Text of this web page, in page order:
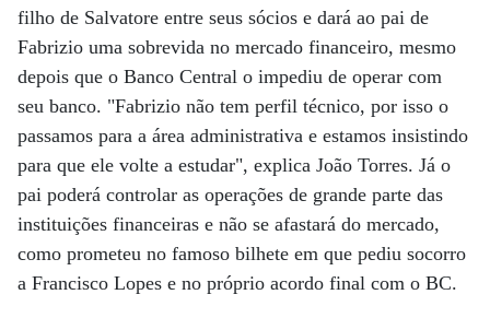
filho de Salvatore entre seus sócios e dará ao pai de
Fabrizio uma sobrevida no mercado financeiro, mesmo
depois que o Banco Central o impediu de operar com
seu banco. "Fabrizio não tem perfil técnico, por isso o
passamos para a área administrativa e estamos insistindo
para que ele volte a estudar", explica João Torres. Já o
pai poderá controlar as operações de grande parte das
instituições financeiras e não se afastará do mercado,
como prometeu no famoso bilhete em que pediu socorro
a Francisco Lopes e no próprio acordo final com o BC.